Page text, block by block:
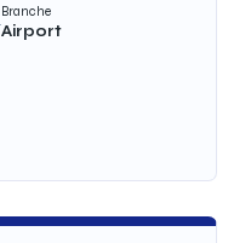
Branche
Airport